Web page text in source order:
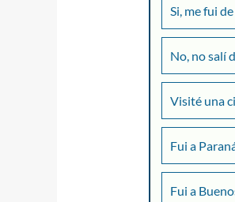
Si, me fui
No, no salí
Visité una
Fui a
Fui a